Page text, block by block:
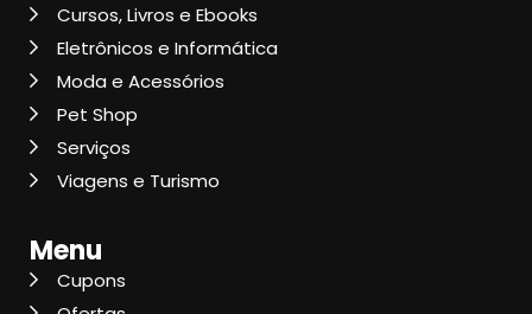
Cursos, Livros e Ebooks
Eletrônicos e Informática
Moda e Acessórios
Pet Shop
Serviços
Viagens e Turismo
Menu
Cupons